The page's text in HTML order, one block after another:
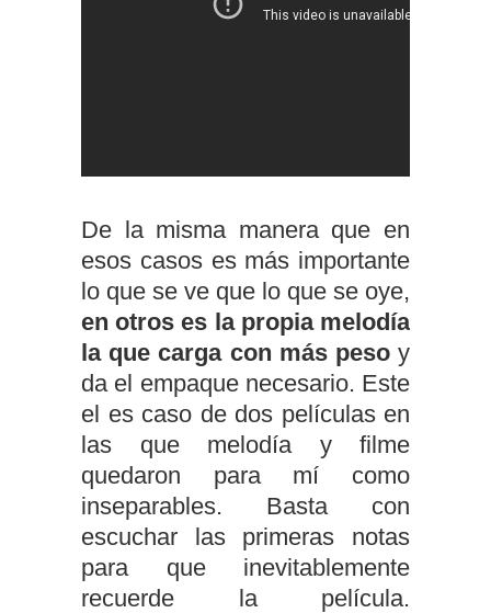
De la misma manera que en
esos casos es más importante
lo que se ve que lo que se oye,
en otros es la propia melodía
la que carga con más pesoy
da el empaque necesario. Este
el es caso de dos películas en
las que melodía y filme
quedaron para mí como
inseparables. Basta con
escuchar las primeras notas
para que inevitablemente
recuerde la película.